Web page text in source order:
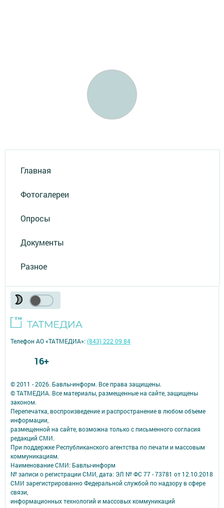
Главная
Фотогалереи
Опросы
Документы
Разное
© 2011 - 2026. Бавлы-информ. Все права защищены.
© ТАТМЕДИА. Все материалы, размещенные на сайте, защищены
законом.
Перепечатка, воспроизведение и распространение в любом объеме
информации,
размещенной на сайте, возможна только с письменного согласия
редакций СМИ.
При поддержке Республиканского агентства по печати и массовым
коммуникациям.
Наименование СМИ: Бавлы-информ
№ записи о регистрации СМИ, дата: ЭЛ № ФС 77 - 73781 от 12.10.2018
СМИ зарегистрированно Федеральной службой по надзору в сфере
связи,
информационных технологий и массовых коммуникаций
Телефон АО «ТАТМЕДИА»:(843) 222 09 84
16+